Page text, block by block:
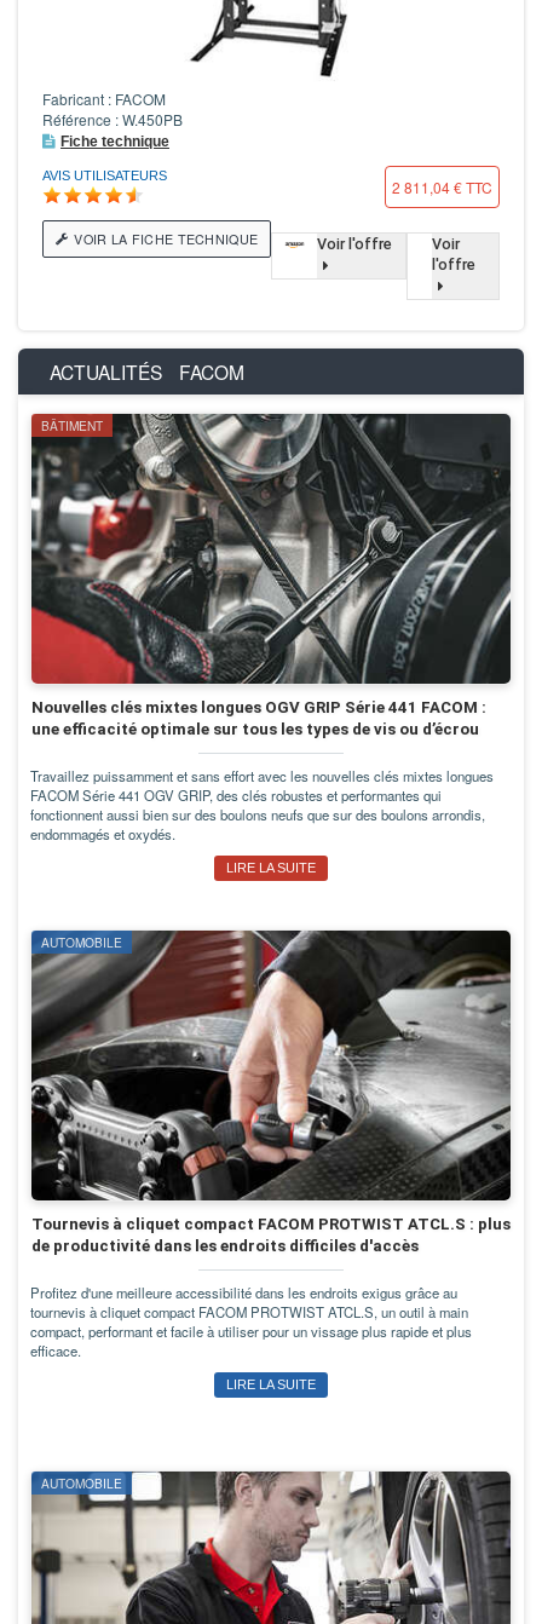
Fabricant : FACOM
Référence : W.450PB
Fiche technique
AVIS UTILISATEURS
2 811,04 € TTC
VOIR LA FICHE TECHNIQUE Voir l'offre
Voir
l'offre
ACTUALITÉS FACOM
BÂTIMENT
Nouvelles clés mixtes longues OGV GRIP Série 441 FACOM :
une efficacité optimale sur tous les types de vis ou d’écrou
Travaillez puissamment et sans effort avec les nouvelles clés mixtes longues
FACOM Série 441 OGV GRIP, des clés robustes et performantes qui
fonctionnent aussi bien sur des boulons neufs que sur des boulons arrondis,
endommagés et oxydés.
LIRE LA SUITE
AUTOMOBILE
Tournevis à cliquet compact FACOM PROTWIST ATCL.S : plus
de productivité dans les endroits difficiles d'accès
Profitez d'une meilleure accessibilité dans les endroits exigus grâce au
tournevis à cliquet compact FACOM PROTWIST ATCL.S, un outil à main
compact, performant et facile à utiliser pour un vissage plus rapide et plus
efficace.
LIRE LA SUITE
AUTOMOBILE